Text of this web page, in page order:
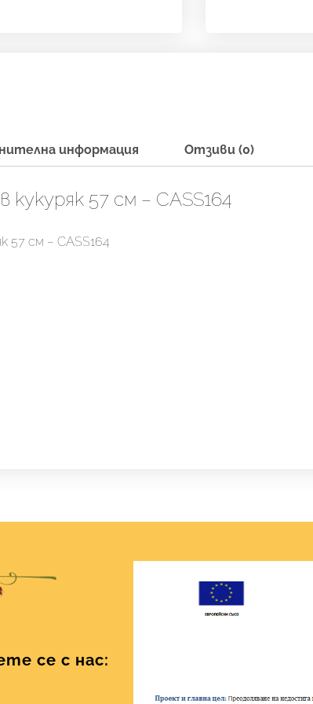
информация Отзиви (0)
57 см – CASS164
57 см – CASS164
се с нас: